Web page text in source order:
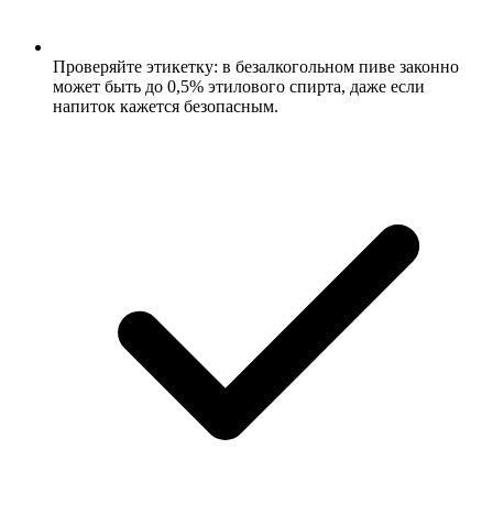
Проверяйте этикетку: в безалкогольном пиве законно
может быть до 0,5% этилового спирта, даже если
напиток кажется безопасным.